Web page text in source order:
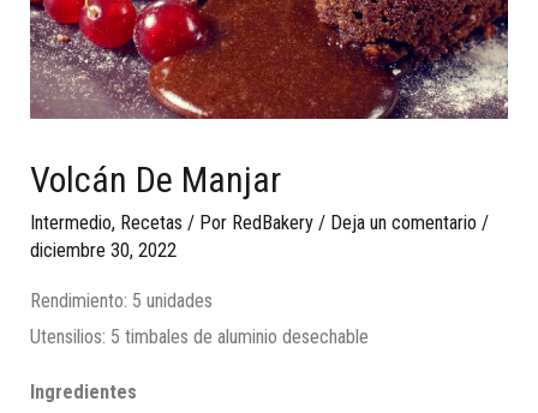
Volcán De Manjar
Intermedio, Recetas / Por RedBakery / Deja un comentario /
diciembre 30, 2022
Rendimiento: 5 unidades
Utensilios: 5 timbales de aluminio desechable
Ingredientes